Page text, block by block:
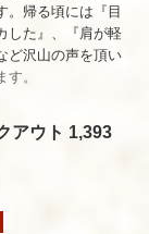
。帰る頃には『目
した』、『肩が軽
ど沢山の声を頂い
。
アウト 1,393